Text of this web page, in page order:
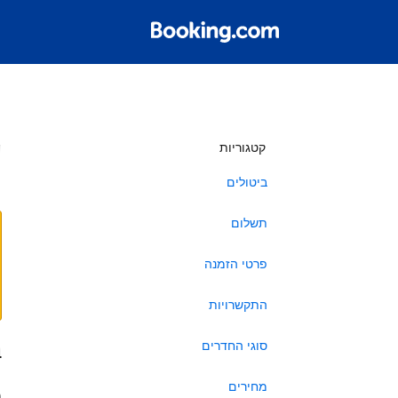
קטגוריות
ביטולים
תשלום
פרטי הזמנה
התקשרויות
סוגי החדרים
מחירים